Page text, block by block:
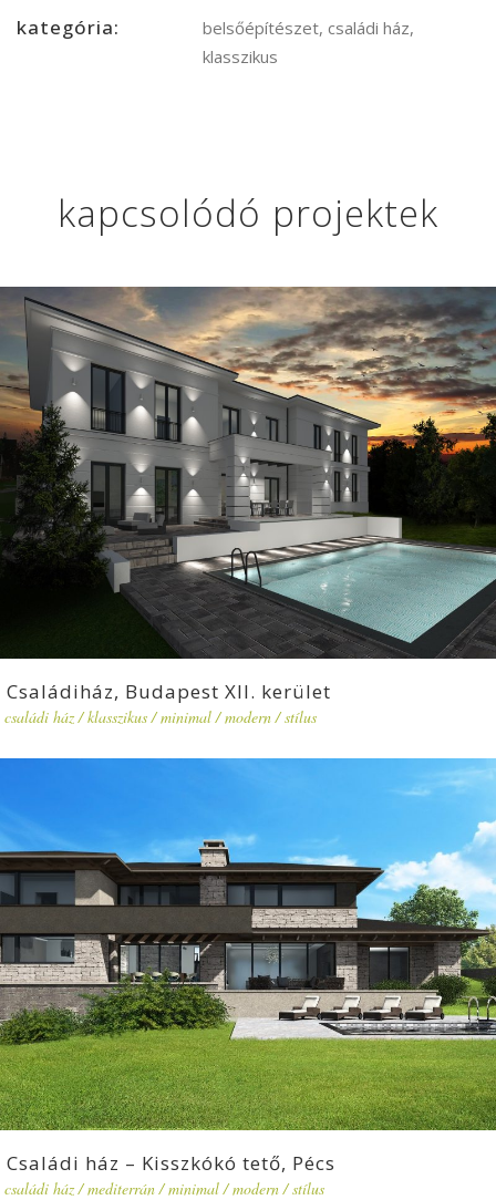
kategória:
belsőépítészet, családi ház,
klasszikus
kapcsolódó projektek
Családiház, Budapest XII. kerület
családi ház/klasszikus/minimal/modern/stílus
Családi ház – Kisszkókó tető, Pécs
családi ház/mediterrán/minimal/modern/stílus